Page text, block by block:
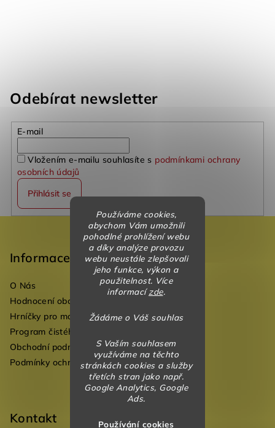
Používáme cookies,
abychom Vám umožnili
pohodlné prohlížení webu
a díky analýze provozu
webu neustále zlepšovali
jeho funkce, výkon a
použitelnost. Více
informacízde.
Žádáme o Váš souhlas
S Vaším souhlasem
využíváme na těchto
stránkách cookies a služby
třetích stran jako např.
Google Analytics, Google
Ads.
Používání cookies
Odebírat newsletter
E-mail
Vložením e-mailu souhlasíte s podmínkami ochrany
osobních údajů
Přihlásit se
Informace
O Nás
Hodnocení obchodu
Hrníčky pro mateřské školky
Program čistého vzduchu pro mateřské školy
Obchodní podmínky
Podmínky ochrany osobních údajů
Kontakt